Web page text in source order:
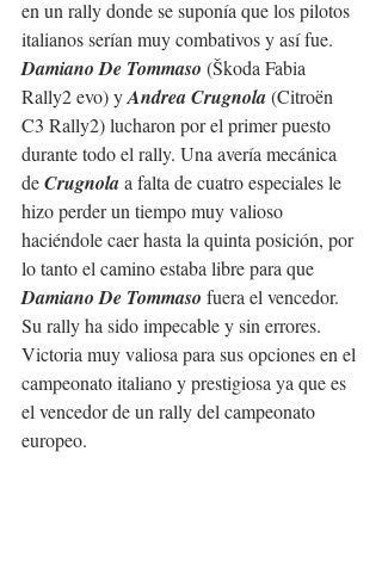
en un rally donde se suponía que los pilotos
italianos serían muy combativos y así fue.
Damiano De Tommaso (Škoda Fabia
Rally2 evo) y Andrea Crugnola (Citroën
C3 Rally2) lucharon por el primer puesto
durante todo el rally. Una avería mecánica
de Crugnola a falta de cuatro especiales le
hizo perder un tiempo muy valioso
haciéndole caer hasta la quinta posición, por
lo tanto el camino estaba libre para que
Damiano De Tommaso fuera el vencedor.
Su rally ha sido impecable y sin errores.
Victoria muy valiosa para sus opciones en el
campeonato italiano y prestigiosa ya que es
el vencedor de un rally del campeonato
europeo.